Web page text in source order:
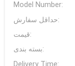
Model Number:
حداقل سفارش:
قیمت:
بسته بندی:
Delivery Time: